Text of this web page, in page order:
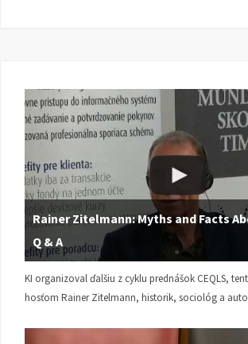
Rainer Zitelmann: Myths and Facts
Q & A
KI organizoval ďalšiu z cyklu prednášok CEQLS,
hosťom Rainer Zitelmann, historik, sociológ a